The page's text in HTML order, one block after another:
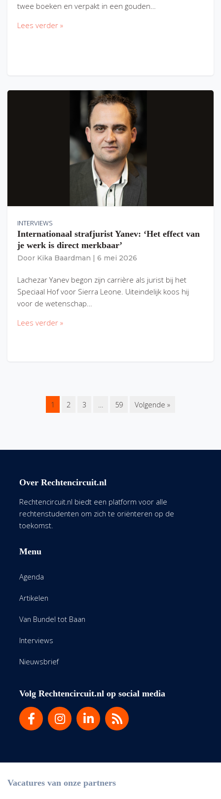
twee boeken en verpakt in een gouden…
Lees verder »
INTERVIEWS
Internationaal strafjurist Yanev: ‘Het effect van
je werk is direct merkbaar’
Door Kika Baardman 6 mei 2026
Lachezar Yanev begon zijn carrière als jurist bij het
Speciaal Hof voor Sierra Leone. Uiteindelijk koos hij
voor de wetenschap…
Lees verder »
1 2 3 … 59 Volgende »
Over Rechtencircuit.nl
Rechtencircuit.nl biedt een platform voor alle
rechtenstudenten om zich te oriënteren op de
toekomst.
Menu
Agenda
Artikelen
Van Bundel tot Baan
Interviews
Nieuwsbrief
Volg Rechtencircuit.nl op social media
Vacatures van onze partners